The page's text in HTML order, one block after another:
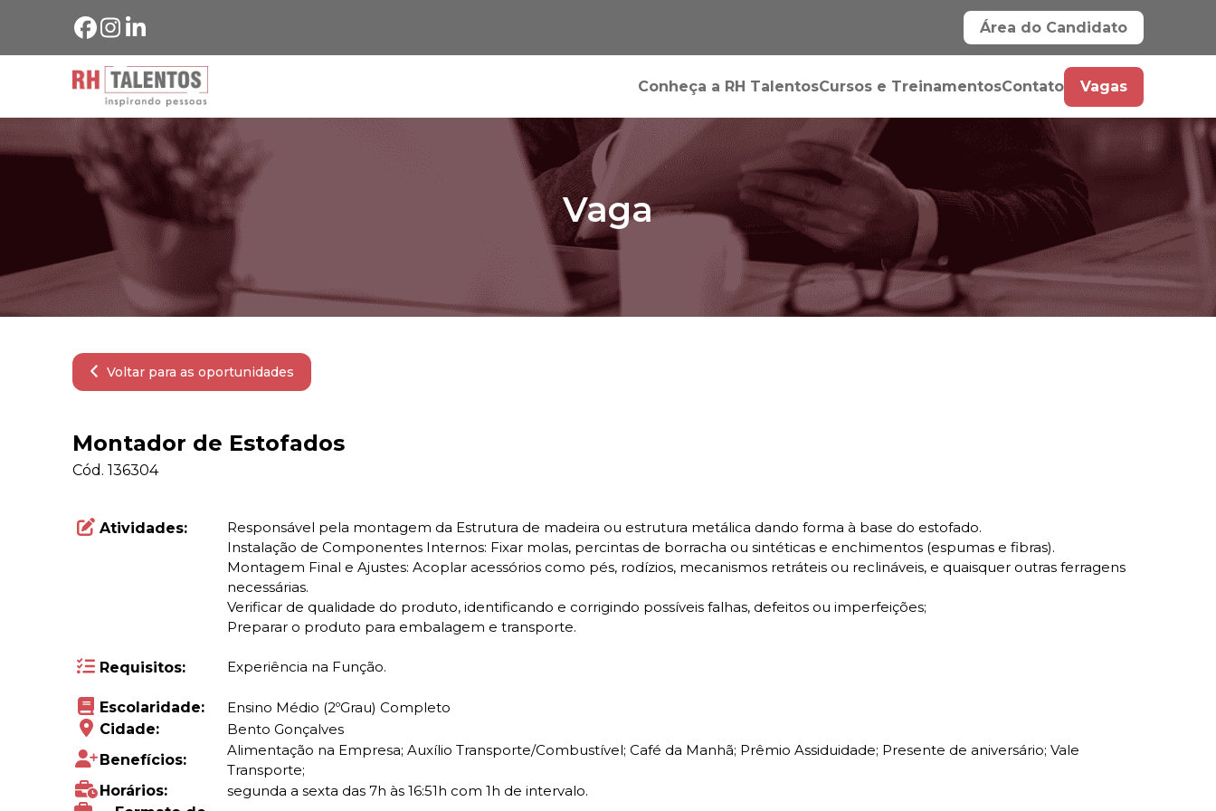
Área do Candidato
Conheça a RH TalentosCursos e TreinamentosContato Vagas
Vaga
Voltar para as oportunidades
Montador de Estofados
Cód. 136304
Atividades:
Responsável pela montagem da Estrutura de madeira ou estrutura metálica dando forma à base do estofado.
Instalação de Componentes Internos: Fixar molas, percintas de borracha ou sintéticas e enchimentos (espumas e fibras).
Montagem Final e Ajustes: Acoplar acessórios como pés, rodízios, mecanismos retráteis ou reclináveis, e quaisquer outras ferragens
necessárias.
Verificar de qualidade do produto, identificando e corrigindo possíveis falhas, defeitos ou imperfeições;
Preparar o produto para embalagem e transporte.
Requisitos: Experiência na Função.
Escolaridade:
Ensino Médio (2ºGrau) Completo
Cidade:
Bento Gonçalves
Benefícios:
Alimentação na Empresa; Auxílio Transporte/Combustível; Café da Manhã; Prêmio Assiduidade; Presente de aniversário; Vale
Transporte;
Horários:
segunda a sexta das 7h às 16:51h com 1h de intervalo.